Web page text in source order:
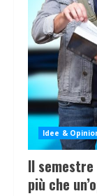
Idee &
Il
più che